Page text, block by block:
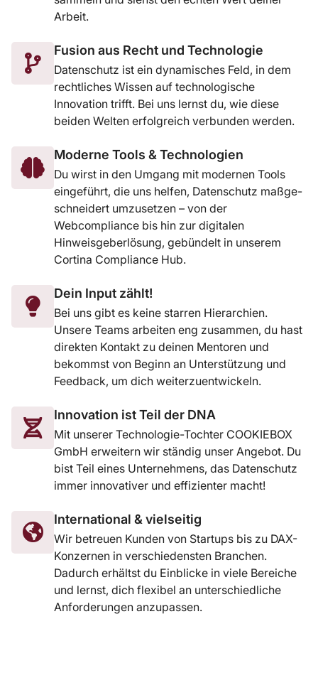
Arbeit.
Fusion aus Recht und Technologie
Datenschutz ist ein dynamisches Feld, in dem
rechtliches Wissen auf technologische
Innovation trifft. Bei uns lernst du, wie diese
beiden Welten erfolgreich verbunden werden.
Moderne Tools & Technologien
Du wirst in den Umgang mit modernen Tools
eingeführt, die uns helfen, Datenschutz maßge-
schneidert umzusetzen – von der
Webcompliance bis hin zur digitalen
Hinweisgeberlösung, gebündelt in unserem
Cortina Compliance Hub.
Dein Input zählt!
Bei uns gibt es keine starren Hierarchien.
Unsere Teams arbeiten eng zusammen, du hast
direkten Kontakt zu deinen Mentoren und
bekommst von Beginn an Unterstützung und
Feedback, um dich weiterzuentwickeln.
Innovation ist Teil der DNA
Mit unserer Technologie-Tochter COOKIEBOX
GmbH erweitern wir ständig unser Angebot. Du
bist Teil eines Unternehmens, das Datenschutz
immer innovativer und effizienter macht!
International & vielseitig
Wir betreuen Kunden von Startups bis zu DAX-
Konzernen in verschiedensten Branchen.
Dadurch erhältst du Einblicke in viele Bereiche
und lernst, dich flexibel an unterschiedliche
Anforderungen anzupassen.